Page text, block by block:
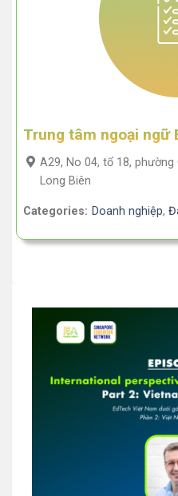
Trung tâm ngoại ngữ
A29, No 04, tổ 18, phường
Long Biên
Categories: Doanh nghiệp,